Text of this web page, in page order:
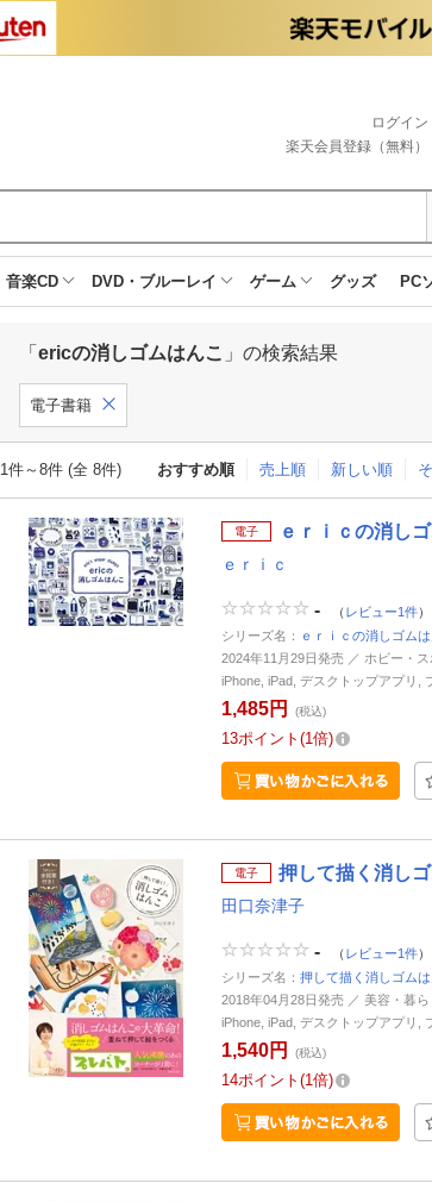
ログイン
楽天会員登録（無料）
音楽CD DVD・ブルーレイ ゲーム グッズ PC
「 ericの消しゴムはんこ 」の検索結果
電子書籍
1件～8件 (全 8件) おすすめ順 売上順 新しい順
電子 ｅｒｉｃの消し
ｅｒｉｃ
- （ レビュー1件）
シリーズ名：
ｅｒｉｃの消しゴムは
2024年11月29日発売 ／ ホビー・
iPhone, iPad, デスクトップアプリ,
1,485円 (税込)
13ポイント 1倍
電子 押して描く消し
田口奈津子
- （ レビュー1件）
シリーズ名： 押して描く消しゴムは
2018年04月28日発売 ／ 美容・暮
iPhone, iPad, デスクトップアプリ,
1,540円 (税込)
14ポイント 1倍